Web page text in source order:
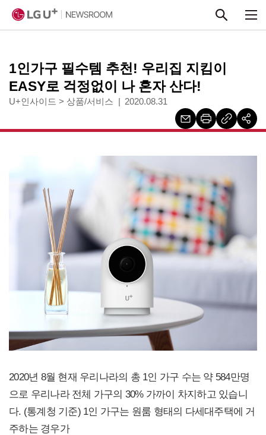
1인가구 필수템 추천! 우리집 지킴이
EASY로 걱정없이 나 혼자 산다!
U+인사이드 > 상품/서비스 2020.08.31
2020년 8월 현재 우리나라의 총 1인 가구 수는 약 584만명
으로 우리나라 전체 가구의 30% 가까이 차지하고 있습니
다. (통계청 기준) 1인 가구는 원룸 형태의 다세대주택에 거
주하는 경우가